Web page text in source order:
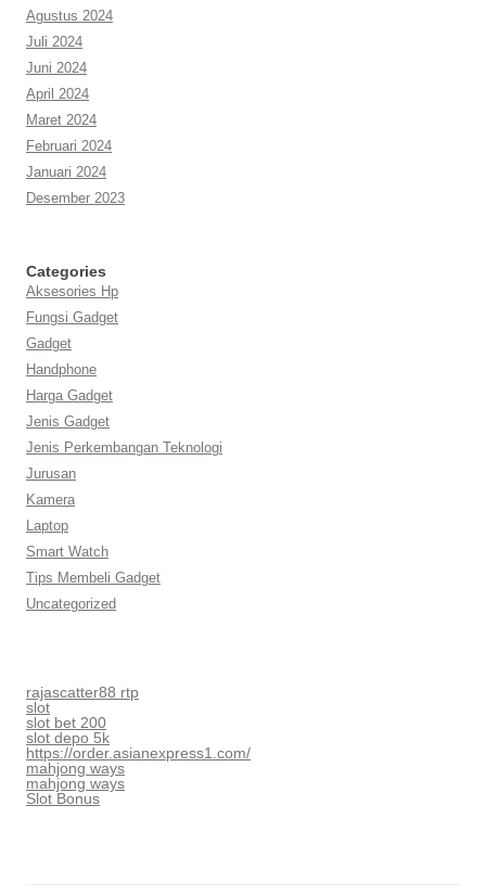
Agustus 2024
Juli 2024
Juni 2024
April 2024
Maret 2024
Februari 2024
Januari 2024
Desember 2023
Categories
Aksesories Hp
Fungsi Gadget
Gadget
Handphone
Harga Gadget
Jenis Gadget
Jenis Perkembangan Teknologi
Jurusan
Kamera
Laptop
Smart Watch
Tips Membeli Gadget
Uncategorized
rajascatter88 rtp
slot
slot bet 200
slot depo 5k
https://order.asianexpress1.com/
mahjong ways
mahjong ways
Slot Bonus